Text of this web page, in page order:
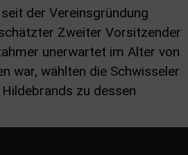
der Vereinsgründung
Zweiter Vorsitzender
unerwartet im Alter von
war, wählten die Schwisseler
zu dessen